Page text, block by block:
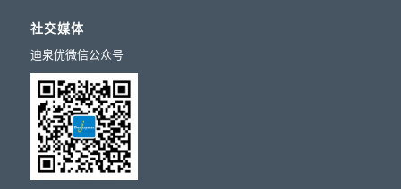
社交媒体
迪泉优微信公众号